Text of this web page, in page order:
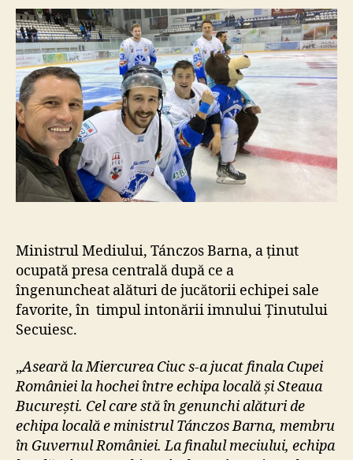
n
i
s
t
r
M
d
á
z
o
s
a
r
Ministrul Mediului, Tánczos Barna, a ținut
ocupată presa centrală după ce a
îngenuncheat alături de jucătorii echipei sale
favorite, în timpul intonării imnului Ținutului
Secuiesc.
„Aseară la Miercurea Ciuc s-a jucat finala Cupei
României la hochei între echipa locală și Steaua
București. Cel care stă în genunchi alături de
echipa locală e ministrul Tánczos Barna, membru
în Guvernul României. La finalul meciului, echipa